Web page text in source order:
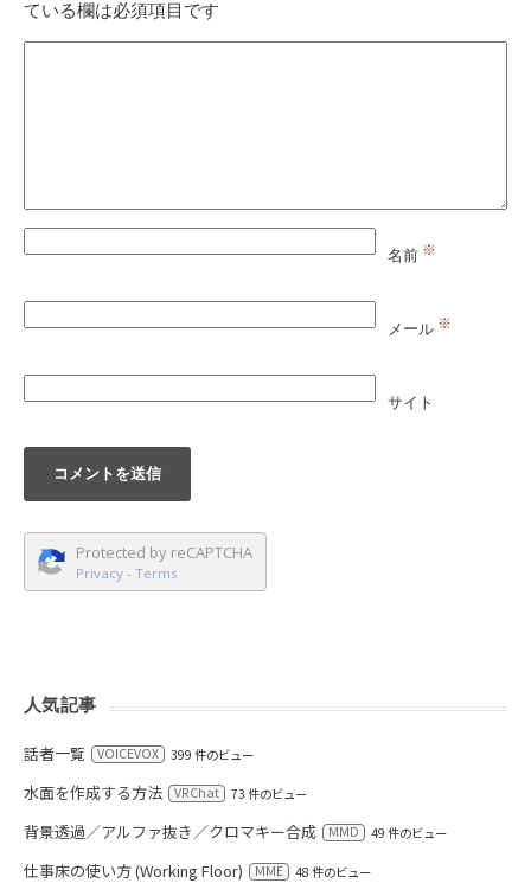
ている欄は必須項目です
名前 ※
メール ※
サイト
Protected by reCAPTCHA
Privacy - Terms
人気記事
話者一覧 VOICEVOX 399 件のビュー
水面を作成する方法 VRChat 73 件のビュー
背景透過／アルファ抜き／クロマキー合成 MMD 49 件のビュー
仕事床の使い方 (Working Floor) MME 48 件のビュー